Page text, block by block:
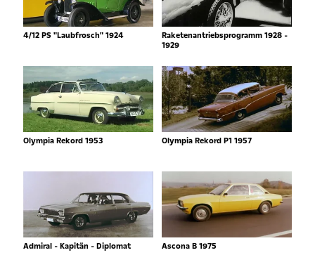
4/12 PS "Laubfrosch" 1924
Raketenantriebsprogramm 1928 -
1929
Olympia Rekord 1953 Olympia Rekord P1 1957
Admiral - Kapitän - Diplomat Ascona B 1975